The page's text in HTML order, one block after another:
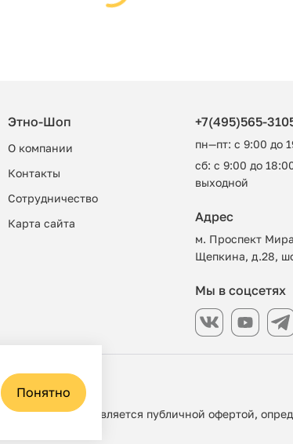
Этно-Шоп
О компании
Контакты
Сотрудничество
Карта сайта
+7(495)565-
пн—пт: с 9:00 до
сб: с 9:00 до
выходной
Адрес
м. Проспект
Щепкина, д.28,
Мы в соцсетях
условиях не является публичной офертой,
Понятно